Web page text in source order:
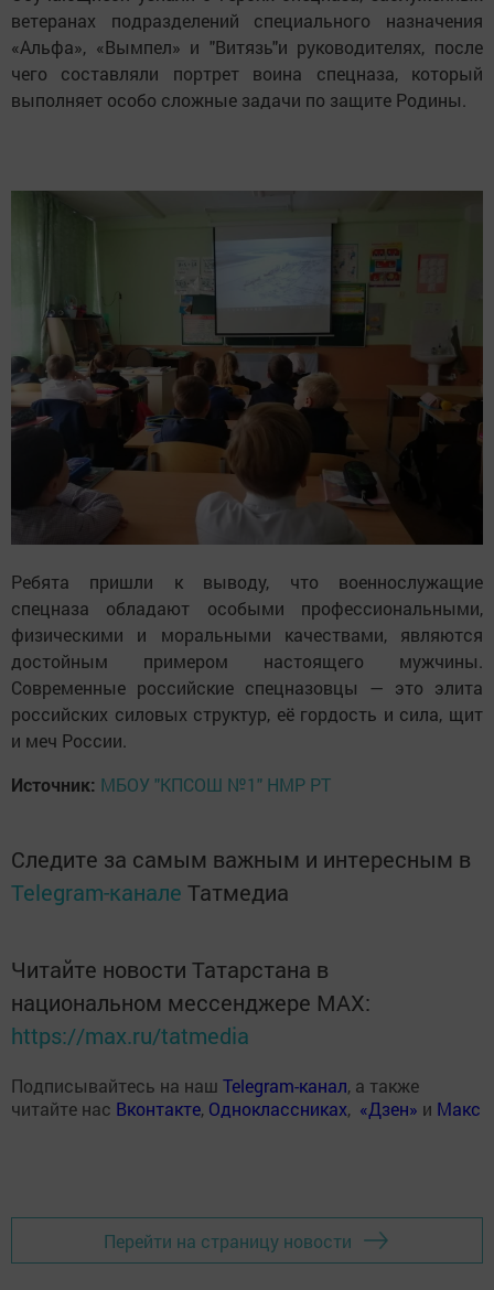
ветеранах подразделений специального назначения
«Альфа», «Вымпел» и "Витязь"и руководителях, после
чего составляли портрет воина спецназа, который
выполняет особо сложные задачи по защите Родины.
Ребята пришли к выводу, что военнослужащие
спецназа обладают особыми профессиональными,
физическими и моральными качествами, являются
достойным примером настоящего мужчины.
Современные российские спецназовцы — это элита
российских силовых структур, её гордость и сила, щит
и меч России.
Источник: МБОУ "КПСОШ №1" НМР РТ
Следите за самым важным и интересным в
Telegram-канале Татмедиа
Читайте новости Татарстана в
национальном мессенджере MАХ:
https://max.ru/tatmedia
Подписывайтесь на наш Telegram-канал, а также
читайте нас Вконтакте, Одноклассниках, «Дзен» и Макс
Перейти на страницу новости